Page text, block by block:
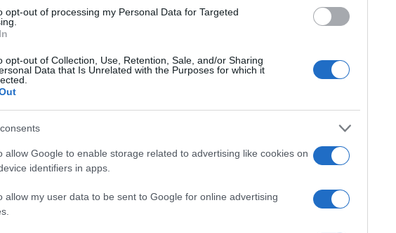
opt-out of processing my Personal Data for Targeted
opt-out of Collection, Use, Retention, Sale, and/or Sharing
Data that Is Unrelated with the Purposes for which it
allow Google to enable storage related to advertising like cookies on
identifiers in apps.
allow my user data to be sent to Google for online advertising
emprendedor 2026: bases, plazos y
cuantías